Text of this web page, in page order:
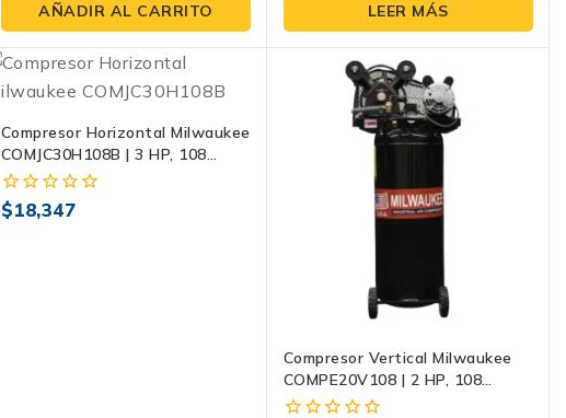
5
AÑADIR AL CARRITO LEER MÁS
Compresor Horizontal Milwaukee
COMJC30H108B | 3 HP, 108
Litros, 120 PSI
0
$18,347
Compresor Vertical Milwaukee
COMPE20V108 | 2 HP, 108
Litros, 120 PSI